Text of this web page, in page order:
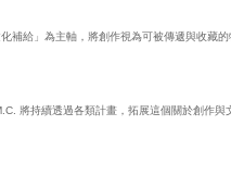
給」為主軸，將創作視為可被傳遞與收藏
將持續透過各類計畫，拓展這個關於創作與